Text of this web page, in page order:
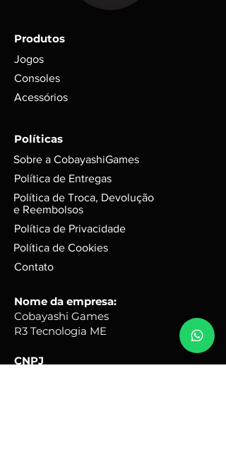
PODEM CONTER MARCAS DO
Produtos
Jogos
Consoles
Acessórios
Políticas
Sobre a CobayashiGames
Política de Entregas
Política de Troca, Devolução
e Reembolsos
Política de Privacidade
Política de Cookies
Contato
Nome da empresa:
Cobayashi Games
R3 Tecnologia ME
CNPJ